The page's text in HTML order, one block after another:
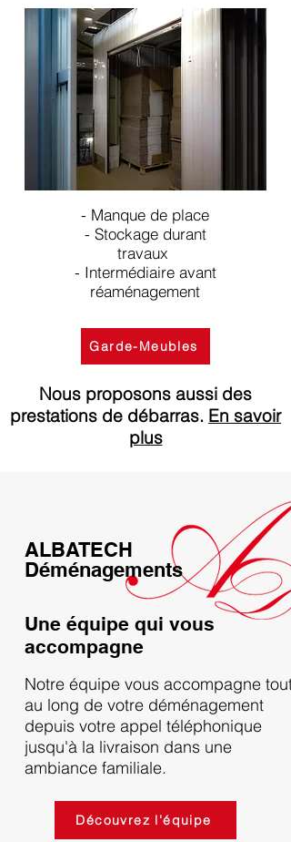
- Manque de place
- Stockage durant
travaux
- Intermédiaire avant
réaménagement
Garde-Meubles
Nous proposons aussi des
prestations de débarras. En savoir
plus
ALBATECH
Déménagements
Une équipe qui vous
accompagne
Notre équipe vous accompagne tout
au long de votre déménagement
depuis votre appel téléphonique
jusqu'à la livraison dans une
ambiance familiale.
Découvrez l'équipe